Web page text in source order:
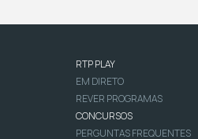
RTP PLAY
EM DIRETO
REVER PROGRAMAS
CONCURSOS
PERGUNTAS FREQUENTES